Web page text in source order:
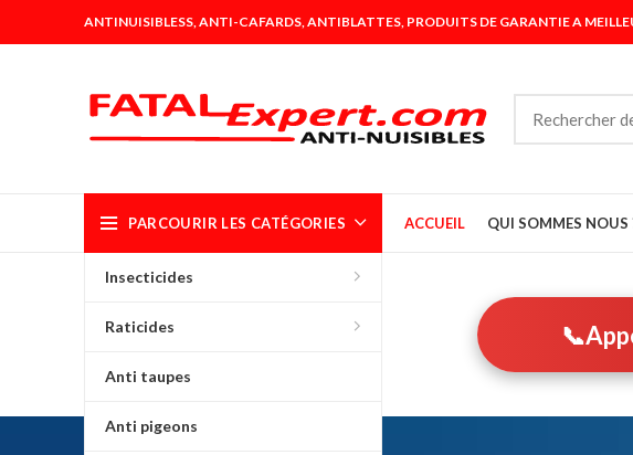
ANTINUISIBLESS, ANTI-CAFARDS, ANTIBLATTES, PRODUITS DE GARANTIE A
PARCOURIR LES CATÉGORIES
Insecticides
Raticides
Anti taupes
Anti pigeons
ACCUEIL QUI SOMMES NOUS
📞